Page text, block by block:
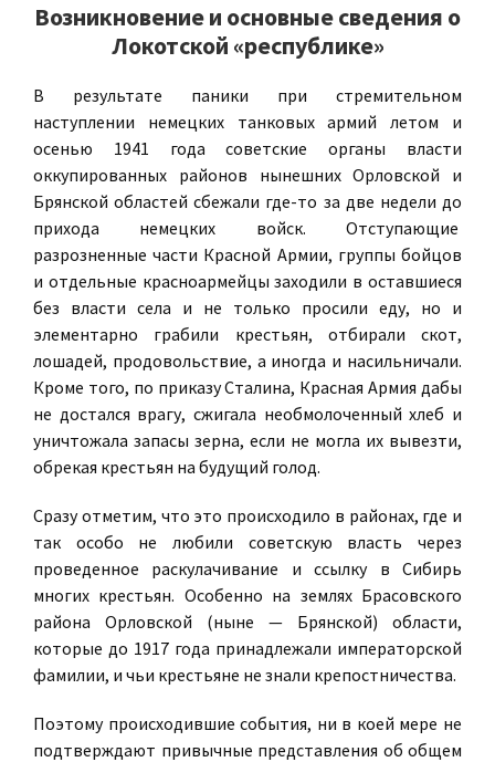
Возникновение и основные сведения о
Локотской «республике»
В результате паники при стремительном
наступлении немецких танковых армий летом и
осенью 1941 года советские органы власти
оккупированных районов нынешних Орловской и
Брянской областей сбежали где-то за две недели до
прихода немецких войск. Отступающие
разрозненные части Красной Армии, группы бойцов
и отдельные красноармейцы заходили в оставшиеся
без власти села и не только просили еду, но и
элементарно грабили крестьян, отбирали скот,
лошадей, продовольствие, а иногда и насильничали.
Кроме того, по приказу Сталина, Красная Армия дабы
не достался врагу, сжигала необмолоченный хлеб и
уничтожала запасы зерна, если не могла их вывезти,
обрекая крестьян на будущий голод.
Сразу отметим, что это происходило в районах, где и
так особо не любили советскую власть через
проведенное раскулачивание и ссылку в Сибирь
многих крестьян. Особенно на землях Брасовского
района Орловской (ныне — Брянской) области,
которые до 1917 года принадлежали императорской
фамилии, и чьи крестьяне не знали крепостничества.
Поэтому происходившие события, ни в коей мере не
подтверждают привычные представления об общем